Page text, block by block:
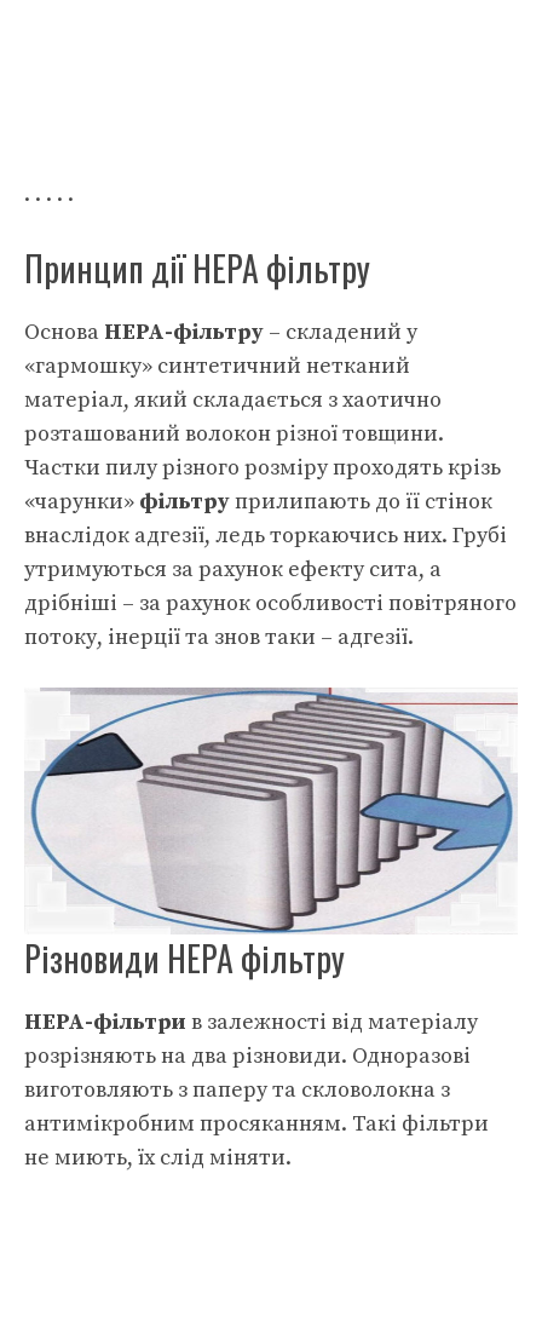
. . . . .
Принцип дії НЕРА фільтру
Основа НЕРА-фільтру – складений у
«гармошку» синтетичний нетканий
матеріал, який складається з хаотично
розташований волокон різної товщини.
Частки пилу різного розміру проходять крізь
«чарунки» фільтруприлипають до її стінок
внаслідок адгезії, ледь торкаючись них. Грубі
утримуються за рахунок ефекту сита, а
дрібніші – за рахунок особливості повітряного
потоку, інерції та знов таки – адгезії.
Різновиди НЕРА фільтру
НЕРА-фільтри в залежності від матеріалу
розрізняють на два різновиди. Одноразові
виготовляють з паперу та скловолокна з
антимікробним просяканням. Такі фільтри
не миють, їх слід міняти.